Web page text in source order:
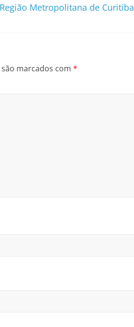
Metropolitana de Curitiba
marcados com *